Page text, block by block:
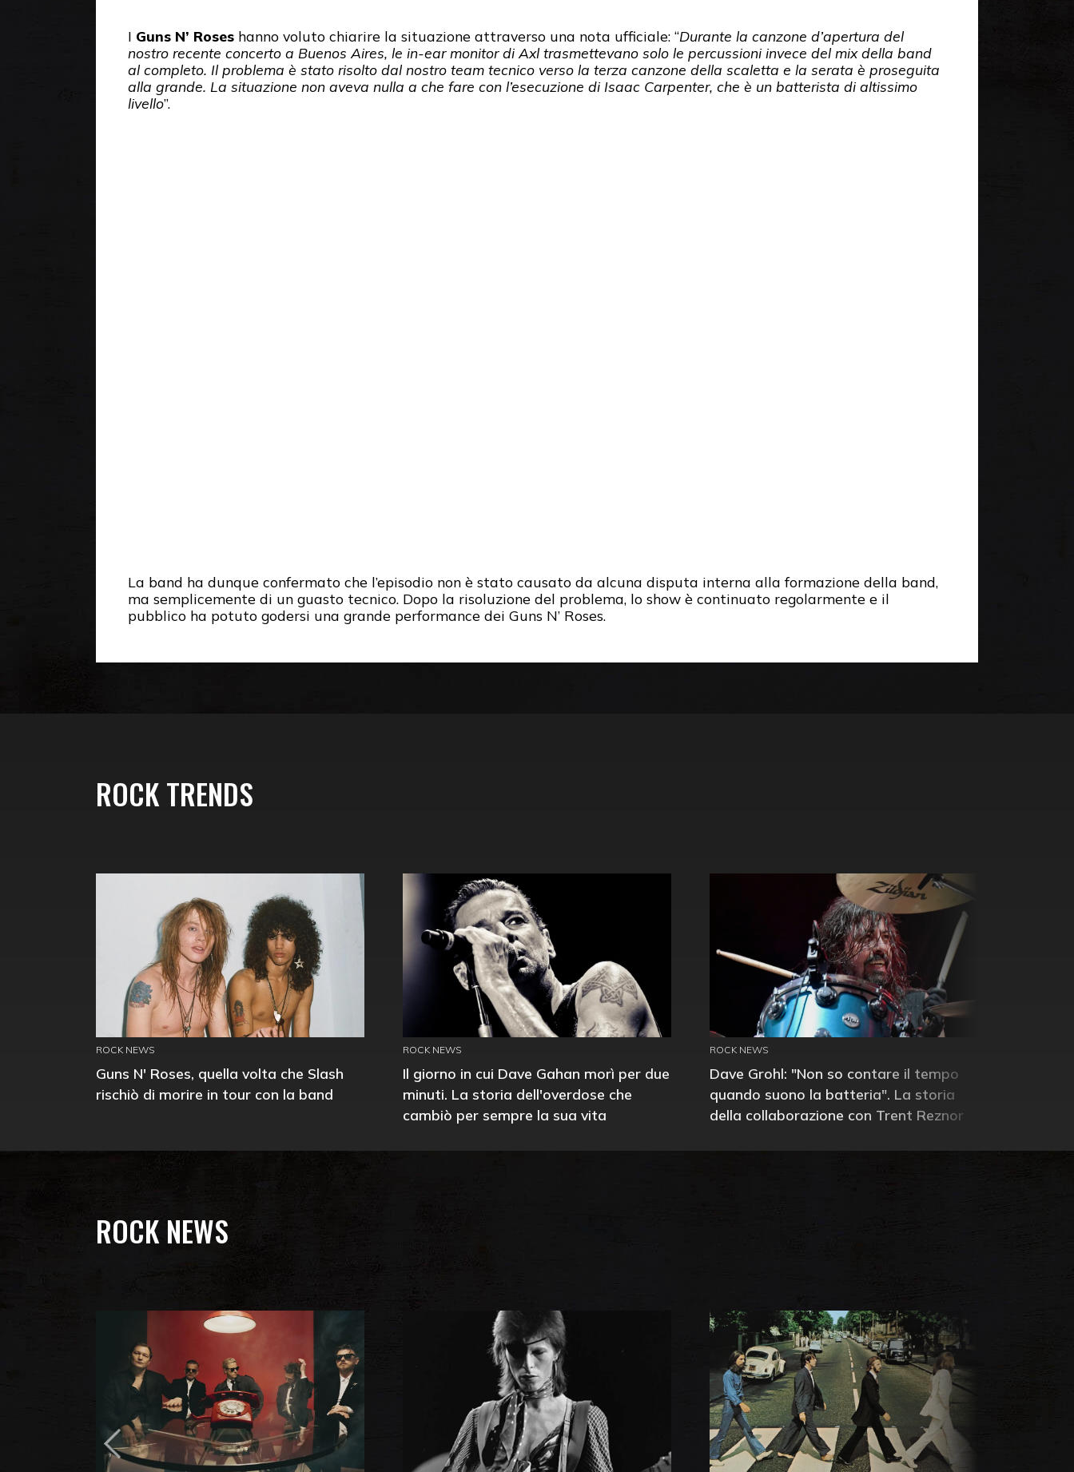
I Guns N’ Roses hanno voluto chiarire la situazione attraverso una nota ufficiale: “Durante la canzone d’apertura del
nostro recente concerto a Buenos Aires, le in-ear monitor di Axl trasmettevano solo le percussioni invece del mix della band
al completo. Il problema è stato risolto dal nostro team tecnico verso la terza canzone della scaletta e la serata è proseguita
alla grande. La situazione non aveva nulla a che fare con l’esecuzione di Isaac Carpenter, che è un batterista di altissimo
livello”.
La band ha dunque confermato che l’episodio non è stato causato da alcuna disputa interna alla formazione della band,
ma semplicemente di un guasto tecnico. Dopo la risoluzione del problema, lo show è continuato regolarmente e il
pubblico ha potuto godersi una grande performance dei Guns N’ Roses.
ROCK TRENDS
ROCK NEWS
Guns N' Roses, quella volta che Slash
rischiò di morire in tour con la band
ROCK NEWS
Il giorno in cui Dave Gahan morì per due
minuti. La storia dell'overdose che
cambiò per sempre la sua vita
ROCK NEWS
Dave Grohl: "Non so contare il tempo
quando suono la batteria". La storia
della collaborazione con Trent Reznor
ROCK NEWS